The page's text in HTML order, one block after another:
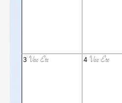
3 Vac Eté 4 Vac Eté